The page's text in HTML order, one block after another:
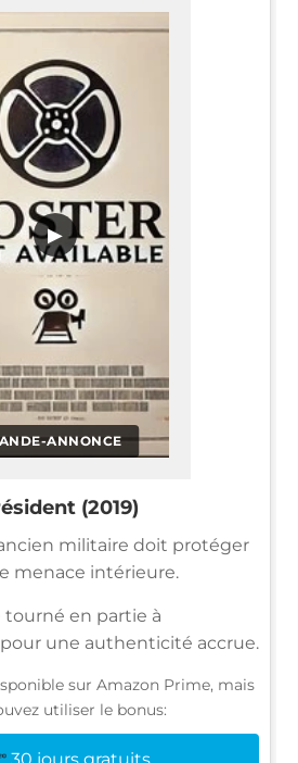
ANNONCE
▶
(2019)
militaire doit protéger
menace intérieure.
tourné en partie à
une authenticité accrue.
sur Amazon Prime, mais
utiliser le bonus:
30 jours gratuits